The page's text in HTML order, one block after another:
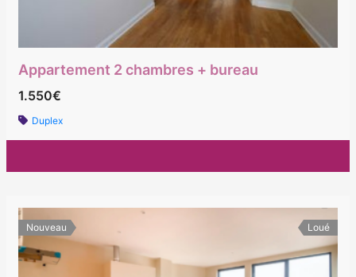
Appartement 2 chambres + bureau
1.550€
Duplex
Nouveau Loué